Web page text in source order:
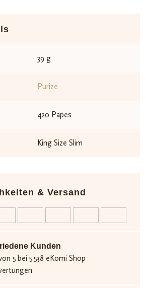
39 g
Purize
420 Papes
King Size Slim
& Versand
Kunden
5 bei 5.538 eKomi Shop